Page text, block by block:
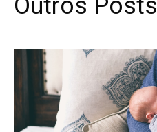
Outros Posts